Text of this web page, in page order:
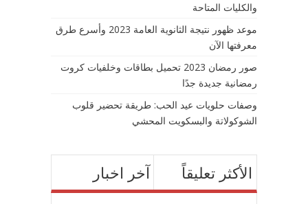
والكليات المتاحة
موعد ظهور نتيجة الثانوية العامة 2023 وأسرع طرق
معرفتها الآن
صور رمضان 2023 تحميل بطاقات وخلفيات كروت
رمضانية جديدة جدًا
وصفات حلويات عيد الحب: طريقة تحضير قلوب
الشوكولاتة والبسكويت المحشي
آخر اخبار الأكثر تعليقاً